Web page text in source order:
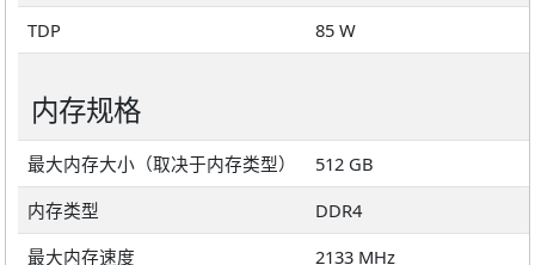
TDP
85 W
内存规格
最大内存大小（取决于内存类型）
512 GB
内存类型
DDR4
最大内存速度
2133 MHz